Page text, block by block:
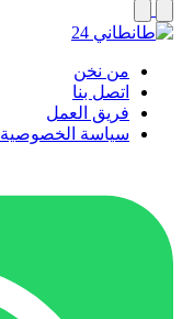
من نخن
اتصل بنا
فريق العمل
سياسة الخصوصية